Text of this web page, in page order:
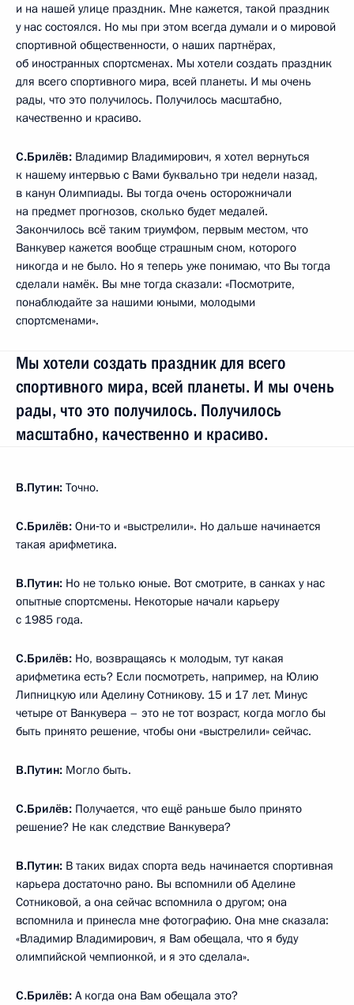
и на нашей улице праздник. Мне кажется, такой праздник
у нас состоялся. Но мы при этом всегда думали и о мировой
спортивной общественности, о наших партнёрах,
об иностранных спортсменах. Мы хотели создать праздник
для всего спортивного мира, всей планеты. И мы очень
рады, что это получилось. Получилось масштабно,
качественно и красиво.
С.Брилёв: Владимир Владимирович, я хотел вернуться
к нашему интервью с Вами буквально три недели назад,
в канун Олимпиады. Вы тогда очень осторожничали
на предмет прогнозов, сколько будет медалей.
Закончилось всё таким триумфом, первым местом, что
Ванкувер кажется вообще страшным сном, которого
никогда и не было. Но я теперь уже понимаю, что Вы тогда
сделали намёк. Вы мне тогда сказали: «Посмотрите,
понаблюдайте за нашими юными, молодыми
спортсменами».
Мы хотели создать праздник для всего
спортивного мира, всей планеты. И мы очень
рады, что это получилось. Получилось
масштабно, качественно и красиво.
В.Путин: Точно.
С.Брилёв: Они‑то и «выстрелили». Но дальше начинается
такая арифметика.
В.Путин: Но не только юные. Вот смотрите, в санках у нас
опытные спортсмены. Некоторые начали карьеру
с 1985 года.
С.Брилёв: Но, возвращаясь к молодым, тут какая
арифметика есть? Если посмотреть, например, на Юлию
Липницкую или Аделину Сотникову. 15 и 17 лет. Минус
четыре от Ванкувера – это не тот возраст, когда могло бы
быть принято решение, чтобы они «выстрелили» сейчас.
В.Путин: Могло быть.
С.Брилёв: Получается, что ещё раньше было принято
решение? Не как следствие Ванкувера?
В.Путин: В таких видах спорта ведь начинается спортивная
карьера достаточно рано. Вы вспомнили об Аделине
Сотниковой, а она сейчас вспомнила о другом; она
вспомнила и принесла мне фотографию. Она мне сказала:
«Владимир Владимирович, я Вам обещала, что я буду
олимпийской чемпионкой, и я это сделала».
С.Брилёв: А когда она Вам обещала это?